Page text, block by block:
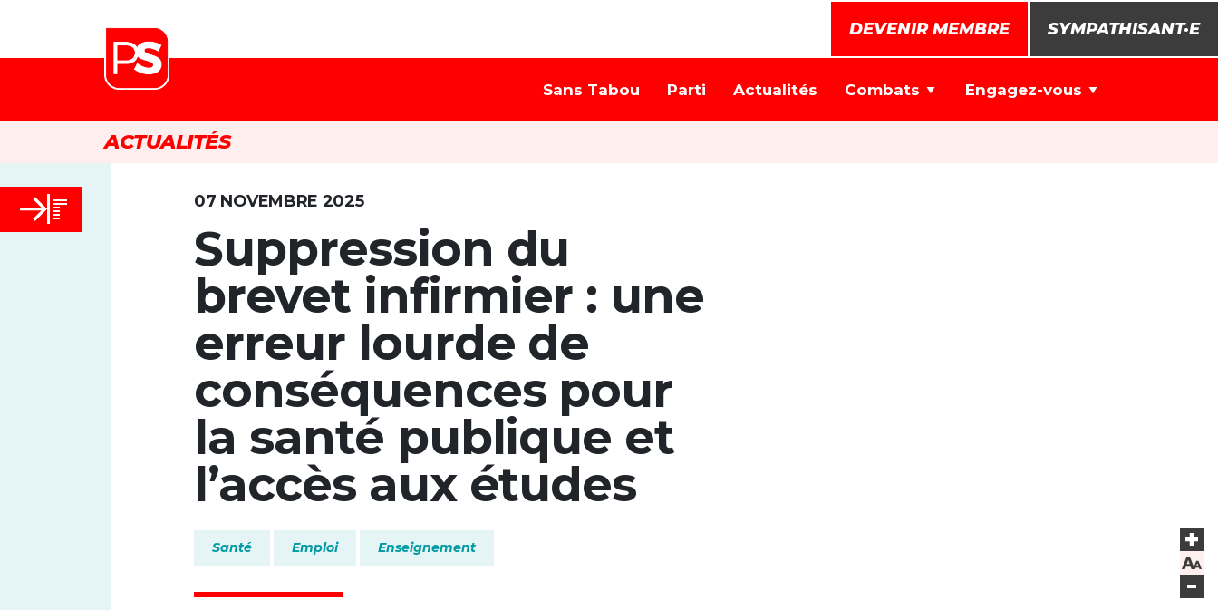
DEVENIR MEMBRE SYMPATHISANT·E
Sans Tabou Parti Actualités Combats Engagez-vous
ACTUALITÉS
Font size
07 NOVEMBRE 2025
Suppression du
brevet infirmier : une
erreur lourde de
conséquences pour
la santé publique et
l’accès aux études
Santé Emploi Enseignement